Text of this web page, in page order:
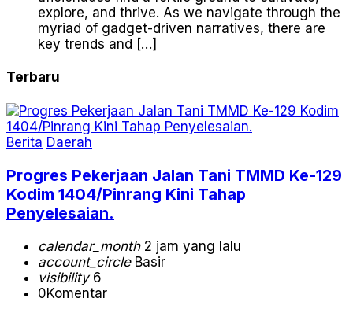
explore, and thrive. As we navigate through the
myriad of gadget-driven narratives, there are
key trends and […]
Terbaru
Berita Daerah
Progres Pekerjaan Jalan Tani TMMD Ke-129
Kodim 1404/Pinrang Kini Tahap
Penyelesaian.
calendar_month2 jam yang lalu
account_circleBasir
visibility6
0Komentar